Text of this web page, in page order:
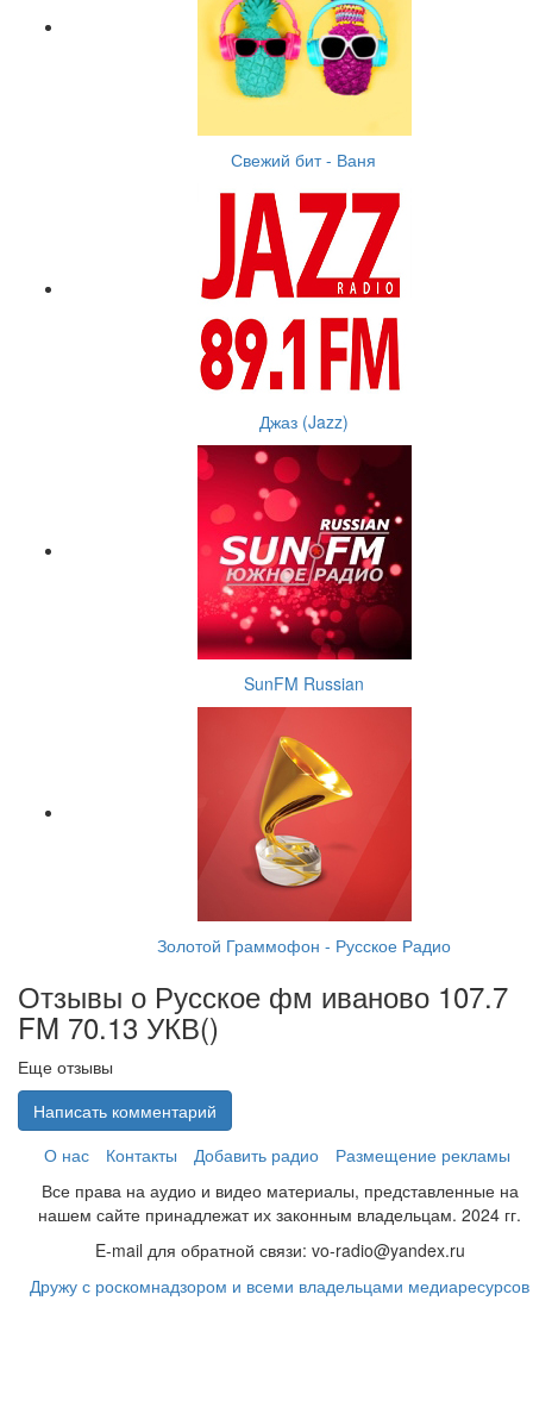
Свежий бит - Ваня
Джаз (Jazz)
SunFM Russian
Золотой Граммофон - Русское Радио
Отзывы о Русское фм иваново 107.7
FM 70.13 УКВ()
Еще отзывы
Написать комментарий
О нас
Контакты Добавить радио
Размещение рекламы
Все права на аудио и видео материалы, представленные на
нашем сайте принадлежат их законным владельцам. 2024 гг.
E-mail для обратной связи: vo-radio@yandex.ru
Дружу с роскомнадзором и всеми владельцами медиаресурсов